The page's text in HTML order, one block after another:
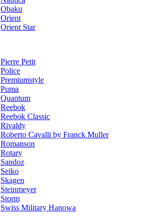
Obaku
Orient
Orient Star
Pierre Petit
Police
Premiumstyle
Puma
Quantum
Reebok
Reebok Classic
Rivaldy
Roberto Cavalli by Franck Muller
Romanson
Rotary
Sandoz
Seiko
Skagen
Steinmeyer
Storm
Swiss Military Hanowa